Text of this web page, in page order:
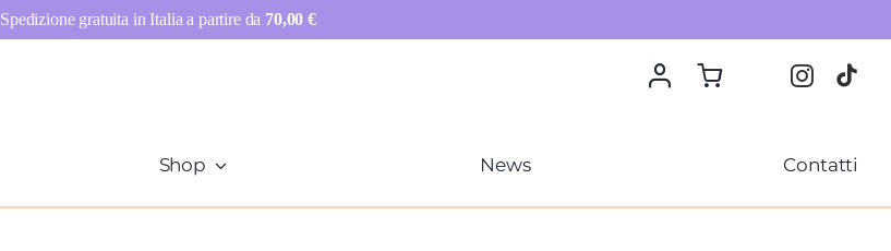
Shop News Contatti
Spedizione gratuita in Italia a partire da 70,00€